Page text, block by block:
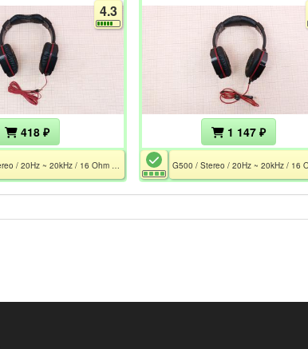
4.3
418 ₽ 1 147 ₽